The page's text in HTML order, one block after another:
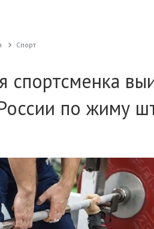
Спорт
спортсменка
по жиму